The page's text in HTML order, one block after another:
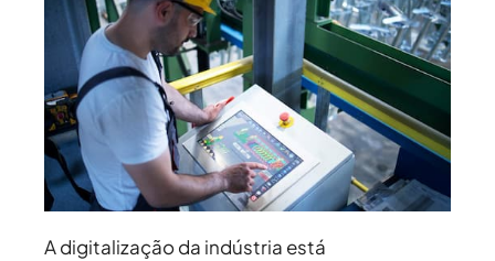
A digitalização da indústria está